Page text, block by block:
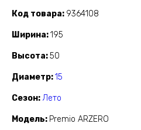
Код товара 9364108
Ширина 195
Высота 50
Диаметр 15
Сезон Лето
Модель Premio ARZERO